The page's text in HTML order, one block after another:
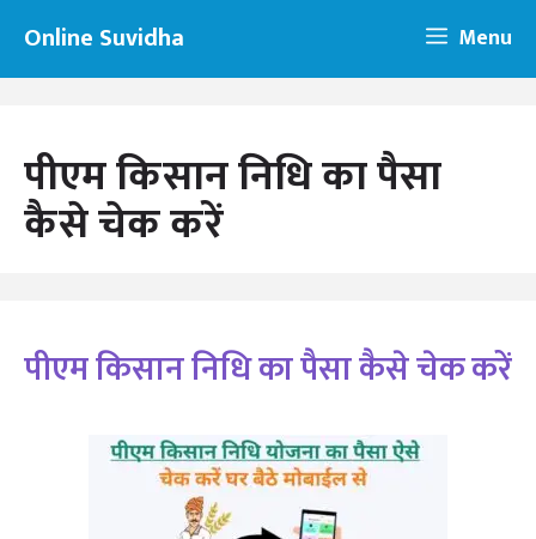
content
Online Suvidha Menu
पीएम किसान निधि का पैसा
कैसे चेक करें
पीएम किसान निधि का पैसा कैसे चेक करें